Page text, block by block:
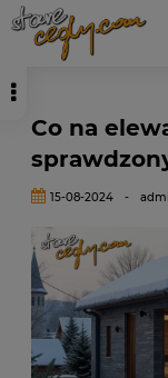
Co na
15-08-2024 -